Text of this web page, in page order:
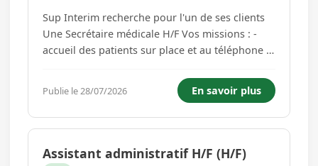
Sup Interim recherche pour l'un de ses clients
Une Secrétaire médicale H/F Vos missions : -
accueil des patients sur place et au téléphone -
les dossiers médicaux - organiser l'agenda des
médecins - préparer les dossiers avant les
consultati...
Publie le 28/07/2026 En savoir plus
Assistant administratif H/F (H/F)